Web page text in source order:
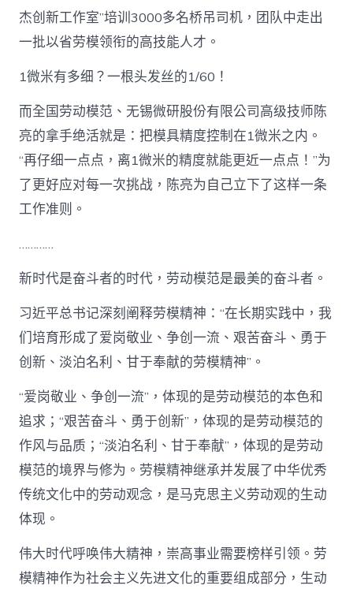
杰创新工作室”培训3000多名桥吊司机，团队中走出
一批以省劳模领衔的高技能人才。
1微米有多细？一根头发丝的1/60！
而全国劳动模范、无锡微研股份有限公司高级技师陈
亮的拿手绝活就是：把模具精度控制在1微米之内。
“再仔细一点点，离1微米的精度就能更近一点点！”为
了更好应对每一次挑战，陈亮为自己立下了这样一条
工作准则。
…………
新时代是奋斗者的时代，劳动模范是最美的奋斗者。
习近平总书记深刻阐释劳模精神：“在长期实践中，我
们培育形成了爱岗敬业、争创一流、艰苦奋斗、勇于
创新、淡泊名利、甘于奉献的劳模精神”。
“爱岗敬业、争创一流”，体现的是劳动模范的本色和
追求；“艰苦奋斗、勇于创新”，体现的是劳动模范的
作风与品质；“淡泊名利、甘于奉献”，体现的是劳动
模范的境界与修为。劳模精神继承并发展了中华优秀
传统文化中的劳动观念，是马克思主义劳动观的生动
体现。
伟大时代呼唤伟大精神，崇高事业需要榜样引领。劳
模精神作为社会主义先进文化的重要组成部分，生动